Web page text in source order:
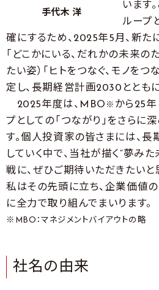
手代木 洋
います
ループ
確にするため、2025年5月、新た
「どこかにいる、だれかの未来のた
たい姿）「ヒトをつなぐ、モノをつ
定し、長期経営計画2030ととも
2025年度は、MBO ※ から25年
プとしての「つながり」をさらに
す。個人投資家の皆さまには、
していく中で、当社が描く“夢み
戦に、ぜひご期待いただきたいと
私はその先頭に立ち、企業価値
に全力で取り組んでまいります。
※MBO：マネジメントバイアウトの略
社名の由来